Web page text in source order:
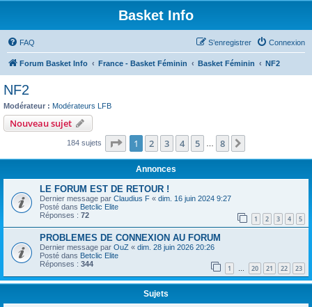
Basket Info
FAQ Connexion
S’enregistrer
Forum Basket Info France - Basket Féminin Basket Féminin NF2
NF2
Modérateur : Modérateurs LFB
Nouveau sujet
184 sujets Page 1sur8
1 2 3 4 5 8
Annonces
LE FORUM EST DE RETOUR !
Dernier message par Claudius F « dim. 16 juin 2024 9:27
Posté dans Betclic Elite
Réponses : 72 1 2 3 4 5
PROBLEMES DE CONNEXION AU FORUM
Dernier message par OuZ « dim. 28 juin 2026 20:26
Posté dans Betclic Elite
Réponses : 344 1 … 20 21 22 23
Sujets